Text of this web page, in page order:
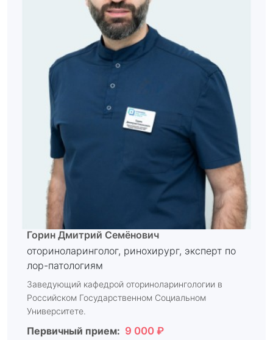
Горин Дмитрий Семёнович
оториноларинголог, ринохирург, эксперт по
лор-патологиям
Заведующий кафедрой оториноларингологии в
Российском Государственном Социальном
Университете.
Первичный прием: 9 000 ₽